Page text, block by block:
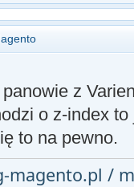
z
o z-index
to na pewno.
magento.pl /